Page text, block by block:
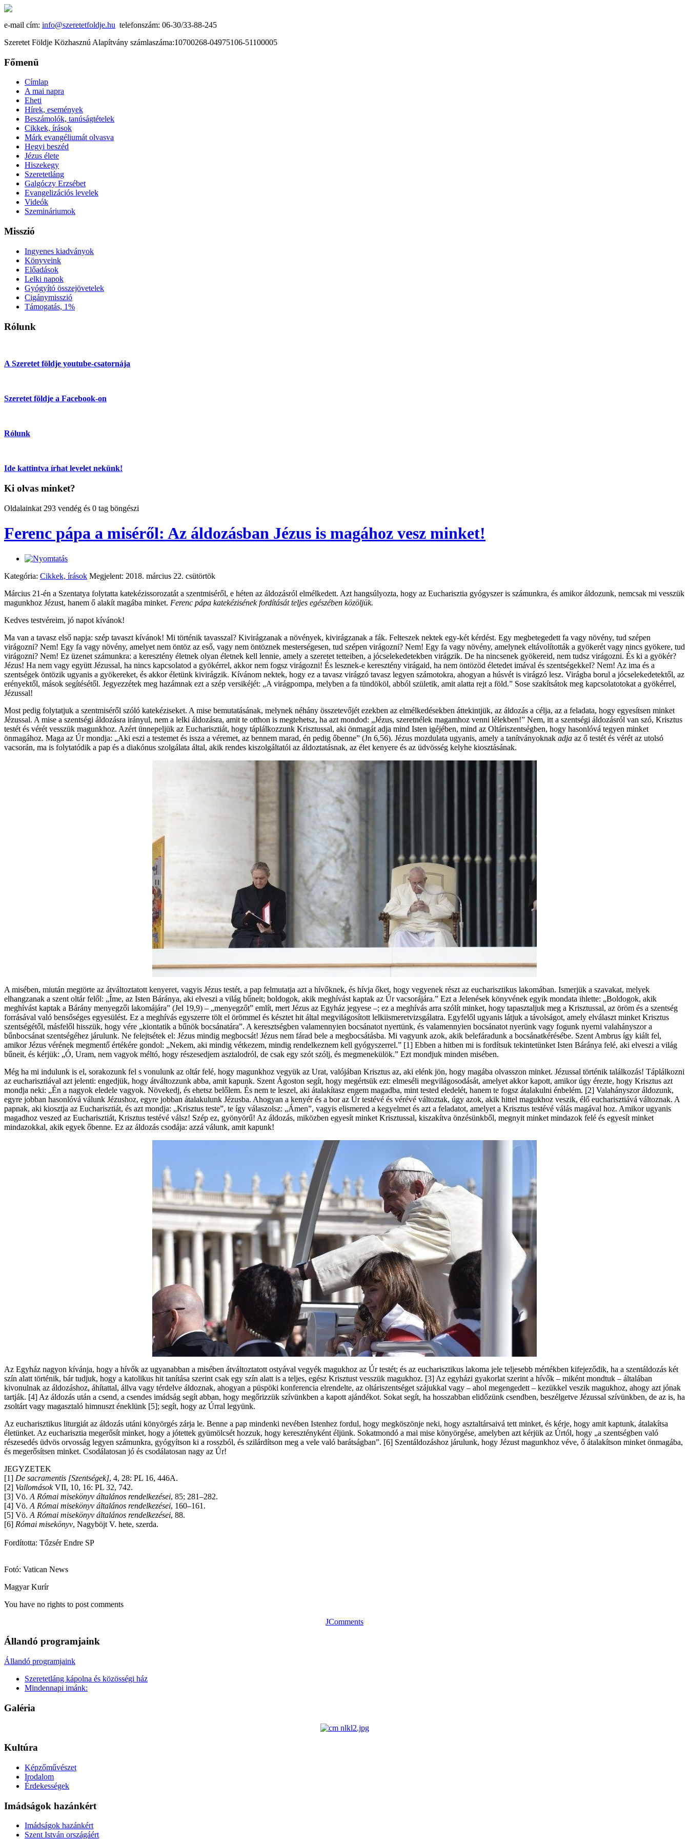
e-mail cím: info@szeretetfoldje.hu telefonszám: 06-30/33-88-245
Szeretet Földje Közhasznú Alapítvány számlaszáma:10700268-04975106-51100005
Főmenü
Címlap
A mai napra
Eheti
Hírek, események
Beszámolók, tanúságtételek
Cikkek, írások
Márk evangéliumát olvasva
Hegyi beszéd
Jézus élete
Hiszekegy
Szeretetláng
Galgóczy Erzsébet
Evangelizációs levelek
Videók
Szemináriumok
Misszió
Ingyenes kiadványok
Könyveink
Előadások
Lelki napok
Gyógyító összejövetelek
Cigánymisszió
Támogatás, 1%
Rólunk
A Szeretet földje youtube-csatornája
Szeretet földje a Facebook-on
Rólunk
Ide kattintva írhat levelet nekünk!
Ki olvas minket?
Oldalainkat 293 vendég és 0 tag böngészi
Ferenc pápa a miséről: Az áldozásban Jézus is magához vesz minket!
Kategória: Cikkek, írások Megjelent: 2018. március 22. csütörtök
Március 21-én a Szentatya folytatta katekézissorozatát a szentmiséről, e héten az áldozásról elmélkedett. Azt hangsúlyozta, hogy az Eucharisztia gyógyszer is számunkra, és amikor áldozunk, nemcsak mi vesszük
magunkhoz Jézust, hanem ő alakít magába minket. Ferenc pápa katekézisének fordítását teljes egészében közöljük.
Kedves testvéreim, jó napot kívánok!
Ma van a tavasz első napja: szép tavaszt kívánok! Mi történik tavasszal? Kivirágzanak a növények, kivirágzanak a fák. Felteszek nektek egy-két kérdést. Egy megbetegedett fa vagy növény, tud szépen
virágozni? Nem! Egy fa vagy növény, amelyet nem öntöz az eső, vagy nem öntöznek mesterségesen, tud szépen virágozni? Nem! Egy fa vagy növény, amelynek eltávolították a gyökerét vagy nincs gyökere, tud
virágozni? Nem! Ez üzenet számunkra: a keresztény életnek olyan életnek kell lennie, amely a szeretet tetteiben, a jócselekedetekben virágzik. De ha nincsenek gyökereid, nem tudsz virágozni. És ki a gyökér?
Jézus! Ha nem vagy együtt Jézussal, ha nincs kapcsolatod a gyökérrel, akkor nem fogsz virágozni! És lesznek-e keresztény virágaid, ha nem öntözöd életedet imával és szentségekkel? Nem! Az ima és a
szentségek öntözik ugyanis a gyökereket, és akkor életünk kivirágzik. Kívánom nektek, hogy ez a tavasz virágzó tavasz legyen számotokra, ahogyan a húsvét is virágzó lesz. Virágba borul a jócselekedetektől, az
erényektől, mások segítésétől. Jegyezzétek meg hazámnak ezt a szép versikéjét: „A virágpompa, melyben a fa tündököl, abból születik, amit alatta rejt a föld.” Sose szakítsátok meg kapcsolatotokat a gyökérrel,
Jézussal!
Most pedig folytatjuk a szentmiséről szóló katekéziseket. A mise bemutatásának, melynek néhány összetevőjét ezekben az elmélkedésekben áttekintjük, az áldozás a célja, az a feladata, hogy egyesítsen minket
Jézussal. A mise a szentségi áldozásra irányul, nem a lelki áldozásra, amit te otthon is megtehetsz, ha azt mondod: „Jézus, szeretnélek magamhoz venni lélekben!” Nem, itt a szentségi áldozásról van szó, Krisztus
testét és vérét vesszük magunkhoz. Azért ünnepeljük az Eucharisztiát, hogy táplálkozzunk Krisztussal, aki önmagát adja mind Isten igéjében, mind az Oltáriszentségben, hogy hasonlóvá tegyen minket
önmagához. Maga az Úr mondja: „Aki eszi a testemet és issza a véremet, az bennem marad, én pedig őbenne” (Jn 6,56). Jézus mozdulata ugyanis, amely a tanítványoknak adja az ő testét és vérét az utolsó
vacsorán, ma is folytatódik a pap és a diakónus szolgálata által, akik rendes kiszolgáltatói az áldoztatásnak, az élet kenyere és az üdvösség kelyhe kiosztásának.
A misében, miután megtörte az átváltoztatott kenyeret, vagyis Jézus testét, a pap felmutatja azt a hívőknek, és hívja őket, hogy vegyenek részt az eucharisztikus lakomában. Ismerjük a szavakat, melyek
elhangzanak a szent oltár felől: „Íme, az Isten Báránya, aki elveszi a világ bűneit; boldogok, akik meghívást kaptak az Úr vacsorájára.” Ezt a Jelenések könyvének egyik mondata ihlette: „Boldogok, akik
meghívást kaptak a Bárány menyegzői lakomájára” (Jel 19,9) – „menyegzőt” említ, mert Jézus az Egyház jegyese –; ez a meghívás arra szólít minket, hogy tapasztaljuk meg a Krisztussal, az öröm és a szentség
forrásával való bensőséges egyesülést. Ez a meghívás egyszerre tölt el örömmel és késztet hit által megvilágosított lelkiismeretvizsgálatra. Egyfelől ugyanis látjuk a távolságot, amely elválaszt minket Krisztus
szentségétől, másfelől hisszük, hogy vére „kiontatik a bűnök bocsánatára”. A keresztségben valamennyien bocsánatot nyertünk, és valamennyien bocsánatot nyerünk vagy fogunk nyerni valahányszor a
bűnbocsánat szentségéhez járulunk. Ne felejtsétek el: Jézus mindig megbocsát! Jézus nem fárad bele a megbocsátásba. Mi vagyunk azok, akik belefáradunk a bocsánatkérésébe. Szent Ambrus így kiált fel,
amikor Jézus vérének megmentő értékére gondol: „Nekem, aki mindig vétkezem, mindig rendelkeznem kell gyógyszerrel.” [1] Ebben a hitben mi is fordítsuk tekintetünket Isten Báránya felé, aki elveszi a világ
bűneit, és kérjük: „Ó, Uram, nem vagyok méltó, hogy részesedjem asztalodról, de csak egy szót szólj, és megmenekülök.” Ezt mondjuk minden misében.
Még ha mi indulunk is el, sorakozunk fel s vonulunk az oltár felé, hogy magunkhoz vegyük az Urat, valójában Krisztus az, aki elénk jön, hogy magába olvasszon minket. Jézussal történik találkozás! Táplálkozni
az eucharisztiával azt jelenti: engedjük, hogy átváltozzunk abba, amit kapunk. Szent Ágoston segít, hogy megértsük ezt: elmeséli megvilágosodását, amelyet akkor kapott, amikor úgy érezte, hogy Krisztus azt
mondja neki: „Én a nagyok eledele vagyok. Növekedj, és ehetsz belőlem. És nem te leszel, aki átalakítasz engem magadba, mint tested eledelét, hanem te fogsz átalakulni énbelém. [2] Valahányszor áldozunk,
egyre jobban hasonlóvá válunk Jézushoz, egyre jobban átalakulunk Jézusba. Ahogyan a kenyér és a bor az Úr testévé és vérévé változtak, úgy azok, akik hittel magukhoz veszik, élő eucharisztiává változnak. A
papnak, aki kiosztja az Eucharisztiát, és azt mondja: „Krisztus teste”, te így válaszolsz: „Ámen”, vagyis elismered a kegyelmet és azt a feladatot, amelyet a Krisztus testévé válás magával hoz. Amikor ugyanis
magadhoz veszed az Eucharisztiát, Krisztus testévé válsz! Szép ez, gyönyörű! Az áldozás, miközben egyesít minket Krisztussal, kiszakítva önzésünkből, megnyit minket mindazok felé és egyesít minket
mindazokkal, akik egyek őbenne. Ez az áldozás csodája: azzá válunk, amit kapunk!
Az Egyház nagyon kívánja, hogy a hívők az ugyanabban a misében átváltoztatott ostyával vegyék magukhoz az Úr testét; és az eucharisztikus lakoma jele teljesebb mértékben kifejeződik, ha a szentáldozás két
szín alatt történik, bár tudjuk, hogy a katolikus hit tanítása szerint csak egy szín alatt is a teljes, egész Krisztust vesszük magukhoz. [3] Az egyházi gyakorlat szerint a hívők – miként mondtuk – általában
kivonulnak az áldozáshoz, áhítattal, állva vagy térdelve áldoznak, ahogyan a püspöki konferencia elrendelte, az oltáriszentséget szájukkal vagy – ahol megengedett – kezükkel veszik magukhoz, ahogy azt jónak
tartják. [4] Az áldozás után a csend, a csendes imádság segít abban, hogy megőrizzük szívünkben a kapott ajándékot. Sokat segít, ha hosszabban elidőzünk csendben, beszélgetve Jézussal szívünkben, de az is, ha
zsoltárt vagy magasztaló himnuszt éneklünk [5]; segít, hogy az Úrral legyünk.
Az eucharisztikus liturgiát az áldozás utáni könyörgés zárja le. Benne a pap mindenki nevében Istenhez fordul, hogy megköszönje neki, hogy asztaltársaivá tett minket, és kérje, hogy amit kaptunk, átalakítsa
életünket. Az eucharisztia megerősít minket, hogy a jótettek gyümölcsét hozzuk, hogy keresztényként éljünk. Sokatmondó a mai mise könyörgése, amelyben azt kérjük az Úrtól, hogy „a szentségben való
részesedés üdvös orvosság legyen számunkra, gyógyítson ki a rosszból, és szilárdítson meg a vele való barátságban”. [6] Szentáldozáshoz járulunk, hogy Jézust magunkhoz véve, ő átalakítson minket önmagába,
és megerősítsen minket. Csodálatosan jó és csodálatosan nagy az Úr!
JEGYZETEK
[1] De sacramentis [Szentségek], 4, 28: PL 16, 446A.
[2] VallomásokVII, 10, 16: PL 32, 742.
[3] Vö. A Római misekönyv általános rendelkezései, 85; 281–282.
[4] Vö. A Római misekönyv általános rendelkezései, 160–161.
[5] Vö. A Római misekönyv általános rendelkezései, 88.
[6] Római misekönyv, Nagyböjt V. hete, szerda.
Fordította: Tőzsér Endre SP
Fotó: Vatican News
Magyar Kurír
You have no rights to post comments
JComments
Állandó programjaink
Állandó programjaink
Szeretetláng kápolna és közösségi ház
Mindennapi imánk:
Galéria
Kultúra
Képzőművészet
Irodalom
Érdekességek
Imádságok hazánkért
Imádságok hazánkért
Szent István országáért